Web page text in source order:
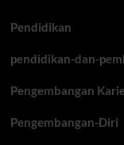
Pendidikan
pendidikan-dan-
Pengembangan
Pengembangan-Diri